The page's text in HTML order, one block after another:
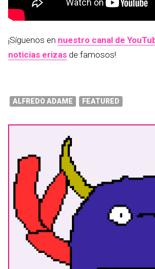
¡Síguenos en nuestro canal de
noticias erizas de famosos!
ALFREDO ADAME FEATURED